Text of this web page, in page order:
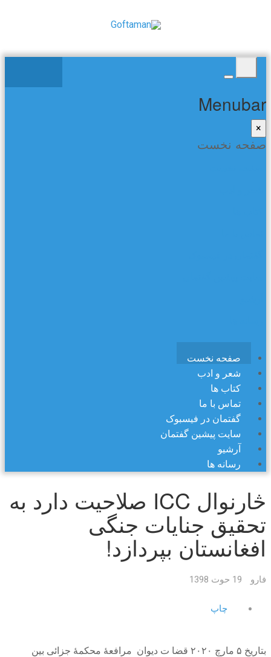
Menubar
×
صفحه نخست
صفحه نخست
شعر و ادب
کتاب ها
تماس با ما
گفتمان در فیسبوک
سایت پیشین گفتمان
آرشیو
رسانه ها
څارنوال ICC صلاحیت دارد به
تحقیق جنایات جنگی
افغانستان بپردازد!
فارو 19 حوت 1398
چاپ
بتاریخ ۵ مارچ ۲۰۲۰ قضا ت دیوان مرافعهٔ محکمهٔ جزائی بین